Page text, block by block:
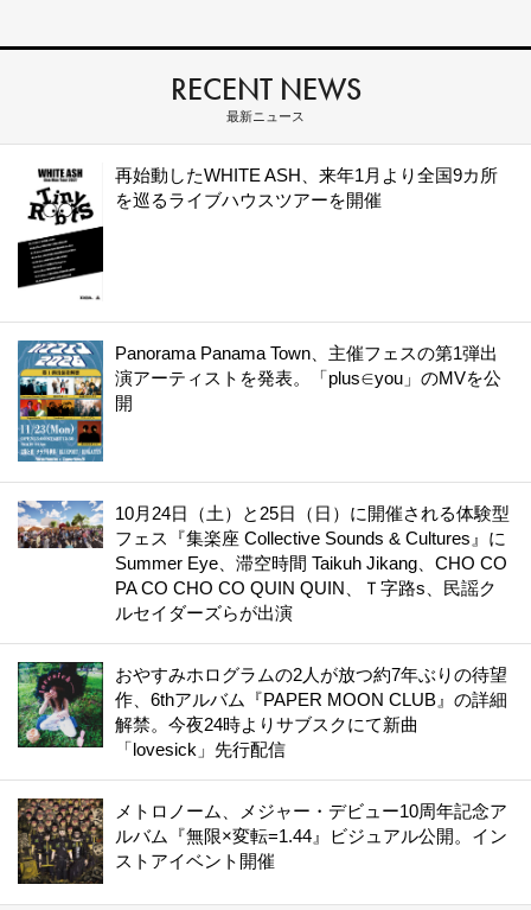
RECENT NEWS
最新ニュース
再始動したWHITE ASH、来年1月より全国9カ所
を巡るライブハウスツアーを開催
Panorama Panama Town、主催フェスの第1弾出
演アーティストを発表。「plus∈you」のMVを公
開
10月24日（土）と25日（日）に開催される体験型
フェス『集楽座 Collective Sounds & Cultures』に
Summer Eye、滞空時間 Taikuh Jikang、CHO CO
PA CO CHO CO QUIN QUIN、Ｔ字路s、民謡ク
ルセイダーズらが出演
おやすみホログラムの2人が放つ約7年ぶりの待望
作、6thアルバム『PAPER MOON CLUB』の詳細
解禁。今夜24時よりサブスクにて新曲
「lovesick」先行配信
メトロノーム、メジャー・デビュー10周年記念ア
ルバム『無限×変転=1.44』ビジュアル公開。イン
ストアイベント開催